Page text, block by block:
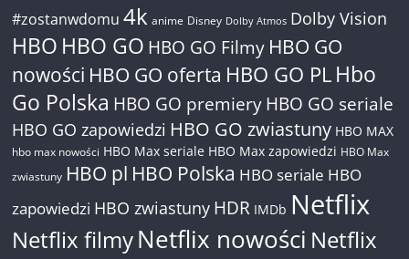
#zostanwdomu 4k anime Disney Dolby Atmos Dolby Vision
HBO HBO GO HBO GO Filmy HBO GO
nowości HBO GO oferta HBO GO PL Hbo
Go Polska HBO GO premiery HBO GO seriale
HBO GO zapowiedzi HBO GO zwiastuny HBO MAX
hbo max nowości HBO Max seriale HBO Max zapowiedzi HBO Max
zwiastuny HBO pl HBO Polska HBO seriale HBO
zapowiedzi HBO zwiastuny HDR IMDb Netflix
Netflix filmyNetflix nowości Netflix